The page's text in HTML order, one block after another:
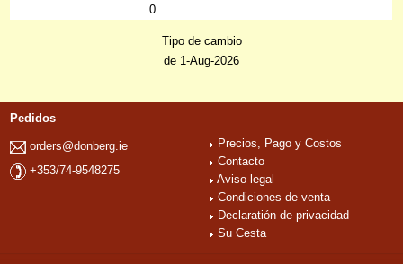
0
Tipo de cambio
de 1-Aug-2026
Pedidos
orders@donberg.ie
+353/74-9548275
Precios, Pago y Costos
Contacto
Aviso legal
Condiciones de venta
Declaratión de privacidad
Su Cesta